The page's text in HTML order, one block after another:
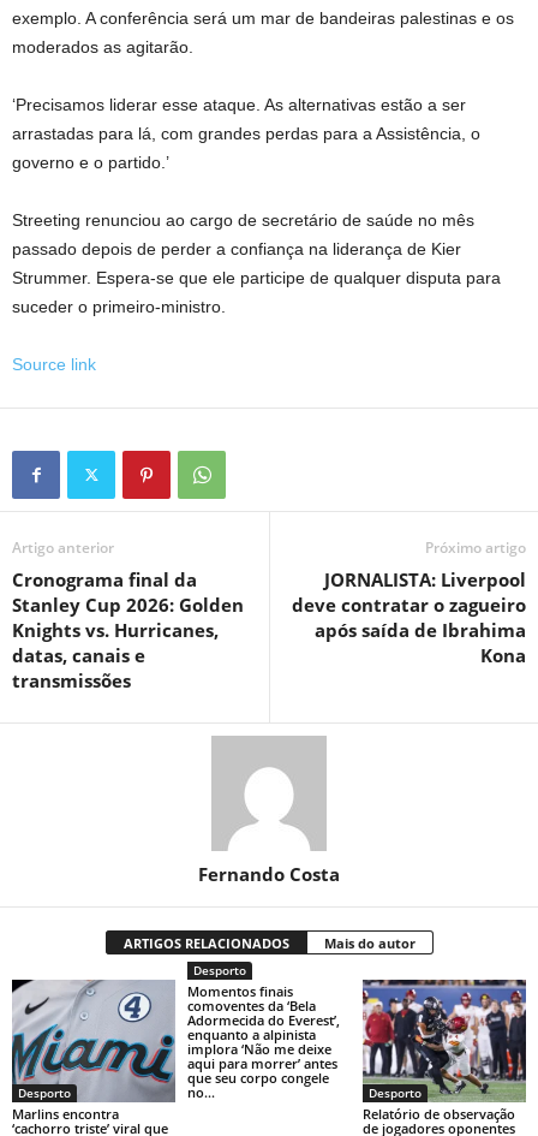
exemplo. A conferência será um mar de bandeiras palestinas e os
moderados as agitarão.
‘Precisamos liderar esse ataque. As alternativas estão a ser
arrastadas para lá, com grandes perdas para a Assistência, o
governo e o partido.’
Streeting renunciou ao cargo de secretário de saúde no mês
passado depois de perder a confiança na liderança de Kier
Strummer. Espera-se que ele participe de qualquer disputa para
suceder o primeiro-ministro.
Source link
Artigo anterior
Cronograma final da
Stanley Cup 2026: Golden
Knights vs. Hurricanes,
datas, canais e
transmissões
Próximo artigo
JORNALISTA: Liverpool
deve contratar o zagueiro
após saída de Ibrahima
Kona
Fernando Costa
ARTIGOS RELACIONADOS Mais do autor
Desporto
Marlins encontra
‘cachorro triste’ viral que
Desporto
Momentos finais
comoventes da ‘Bela
Adormecida do Everest’,
enquanto a alpinista
implora ‘Não me deixe
aqui para morrer’ antes
que seu corpo congele
no...
Desporto
Relatório de observação
de jogadores oponentes